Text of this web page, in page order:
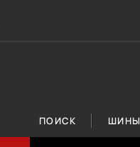
ПОИСК ШИНЫ